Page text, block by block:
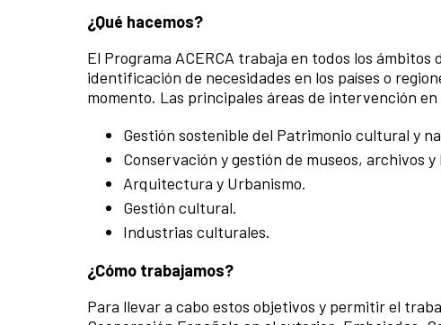
¿Qué hacemos?
El Programa ACERCA trabaja en todos los
identificación de necesidades en los países o
momento. Las principales áreas de intervención
Gestión sostenible del Patrimonio cultural y
Conservación y gestión de museos, archivos
Arquitectura y Urbanismo.
Gestión cultural.
Industrias culturales.
¿Cómo trabajamos?
Para llevar a cabo estos objetivos y permitir el